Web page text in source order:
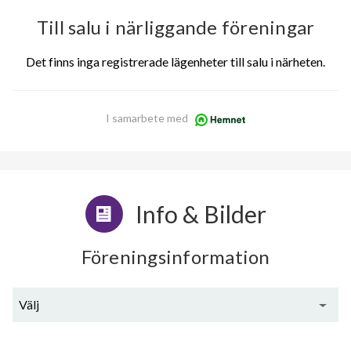
Till salu i närliggande föreningar
Det finns inga registrerade lägenheter till salu i närheten.
I samarbete med
Info & Bilder
Föreningsinformation
Välj